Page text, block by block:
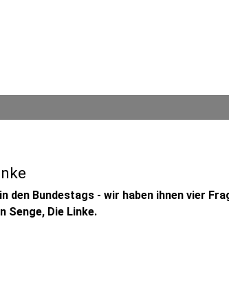
den Bundestags - wir haben ihnen vier
Senge, Die Linke.